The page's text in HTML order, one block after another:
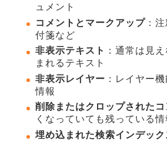
ュメント
コメントとマークアップ ：
付箋など
非表示テキスト
：通常は見
まれるテキスト
非表示レイヤー ：レイヤー
情報
削除またはクロップされたコ
くなっていても残っている情
埋め込まれた検索インデック